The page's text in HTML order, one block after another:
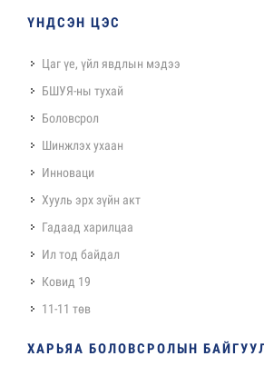
ҮНДСЭН ЦЭС
Цаг үе, үйл явдлын мэдээ
БШУЯ-ны тухай
Боловсрол
Шинжлэх ухаан
Инноваци
Хууль эрх зүйн акт
Гадаад харилцаа
Ил тод байдал
Ковид 19
11-11 төв
ХАРЬЯА БОЛОВСРОЛЫН